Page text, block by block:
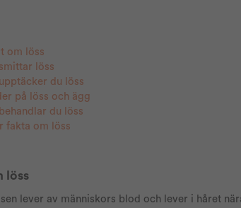
om löss
löss
du löss
på löss och ägg
du löss
fakta om löss
löss
lever av människors blod och lever i håret